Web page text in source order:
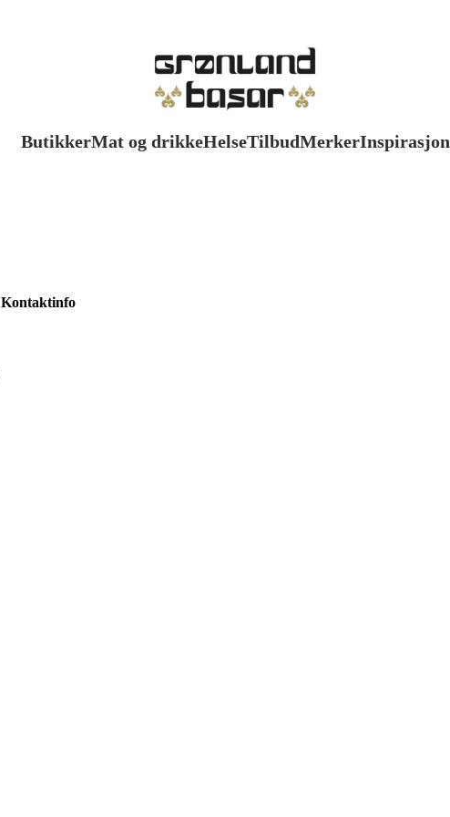
ButikkerMat og drikkeHelseTilbudMerkerInspirasjon
Kontaktinfo